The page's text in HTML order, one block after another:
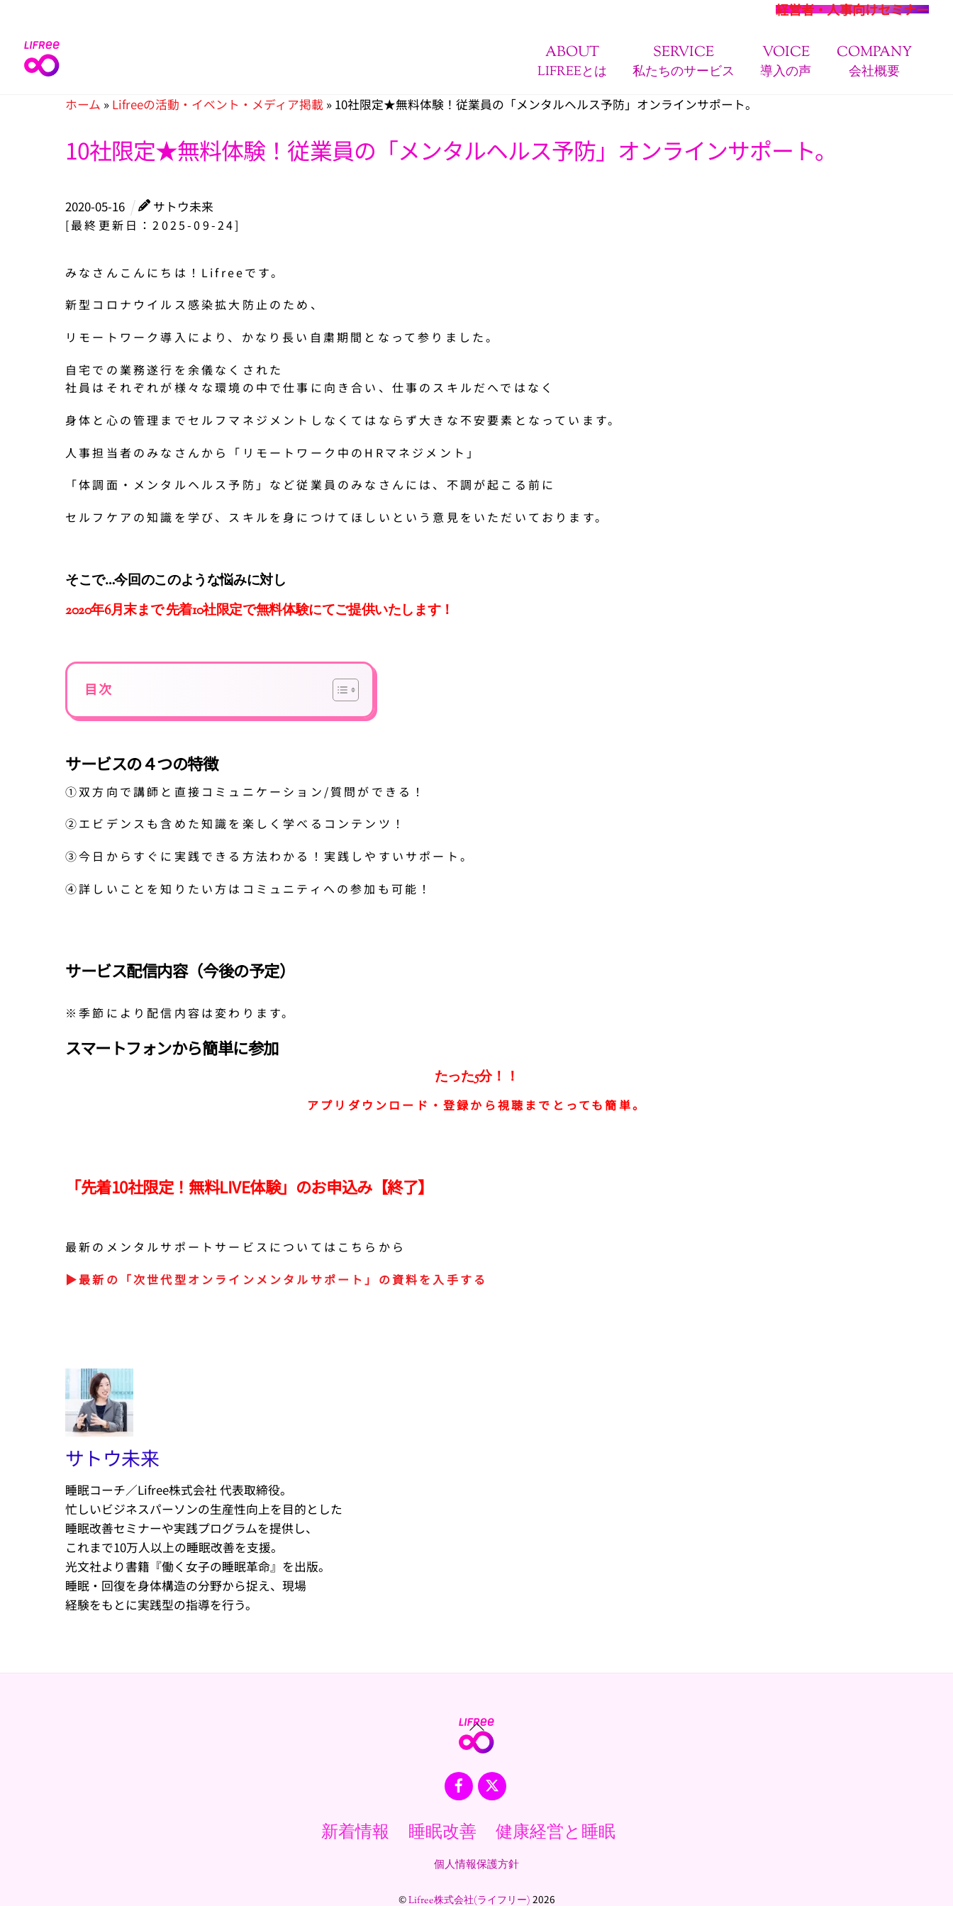
content
経営者・人事向けセミナー
ABOUT
LIFREEとは
SERVICE
私たちのサービス
VOICE
導入の声
COMPANY
会社概要
ホーム » Lifreeの活動・イベント・メディア掲載 » 10社限定★無料体験！従業員の「メンタルヘルス予防」オンラインサポート。
10社限定★無料体験！従業員の「メンタルヘルス予防」オンラインサポート。
2020-05-16
サトウ未来
[最終更新日：2025-09-24]
みなさんこんにちは！Lifreeです。
新型コロナウイルス感染拡大防止のため、
リモートワーク導入により、かなり長い自粛期間となって参りました。
自宅での業務遂行を余儀なくされた
社員はそれぞれが様々な環境の中で仕事に向き合い、仕事のスキルだへではなく
身体と心の管理までセルフマネジメントしなくてはならず大きな不安要素となっています。
人事担当者のみなさんから「リモートワーク中のHRマネジメン ト」
「体調面・メンタルヘルス予防」など従業員のみなさんには、不調が起こる前に
セルフケアの知識を学び、スキルを身につけてほしいという意見をい ただいております。
そこで…今回のこのような悩みに対し
2020年6月末まで 先着10社限定で無料体験にてご提供いたします！
目次
サービスの４つの特徴
①双方向で講師と直接コミュニケーション/質問ができる！
②エビデンスも含めた知識を楽しく学べるコンテンツ！
③今日からすぐに実践できる方法わかる！実践しやすいサポート。
④詳しいことを知りたい方はコミュニティへの参加も可能！
サービス配信内容（今後の予定）
※季節により配信内容は変わります。
スマートフォンから簡単に参加
たった5分！！
アプリダウンロード・登録から視聴までとっても簡単。
「先着10社限定！無料LIVE体験」のお申込み【終了】
最新のメンタルサポートサービスについてはこちらから
▶︎最新の「次世代型オンラインメンタルサポート」の資料を入手する
サトウ未来
睡眠コーチ／Lifree株式会社 代表取締役。
忙しいビジネスパーソンの生産性向上を目的とした
睡眠改善セミナーや実践プログラムを提供し、
これまで10万人以上の睡眠改善を支援。
光文社より書籍『働く女子の睡眠革命』を出版。
睡眠・回復を身体構造の分野から捉え、現場
経験をもとに実践型の指導を行う。
Back
To
Facebook
X
新着情報 睡眠改善 健康経営と睡眠
個人情報保護方針
©Lifree株式会社(ライフリー) 2026